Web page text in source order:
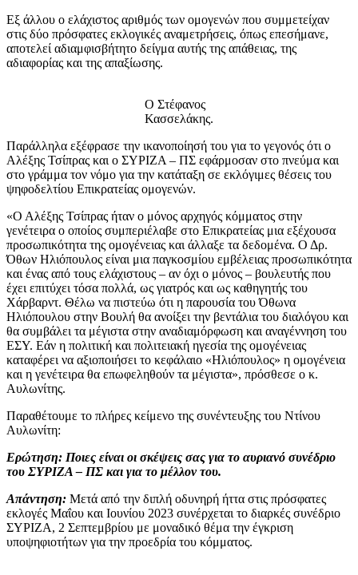
Εξ άλλου ο ελάχιστος αριθμός των ομογενών που συμμετείχαν
στις δύο πρόσφατες εκλογικές αναμετρήσεις, όπως επεσήμανε,
αποτελεί αδιαμφισβήτητο δείγμα αυτής της απάθειας, της
αδιαφορίας και της απαξίωσης.
Ο Στέφανος
Κασσελάκης.
Παράλληλα εξέφρασε την ικανοποίησή του για το γεγονός ότι ο
Αλέξης Τσίπρας και ο ΣΥΡΙΖΑ – ΠΣ εφάρμοσαν στο πνεύμα και
στο γράμμα τον νόμο για την κατάταξη σε εκλόγιμες θέσεις του
ψηφοδελτίου Επικρατείας ομογενών.
«Ο Αλέξης Τσίπρας ήταν ο μόνος αρχηγός κόμματος στην
γενέτειρα ο οποίος συμπεριέλαβε στο Επικρατείας μια εξέχουσα
προσωπικότητα της ομογένειας και άλλαξε τα δεδομένα. Ο Δρ.
Όθων Ηλιόπουλος είναι μια παγκοσμίου εμβέλειας προσωπικότητα
και ένας από τους ελάχιστους – αν όχι ο μόνος – βουλευτής που
έχει επιτύχει τόσα πολλά, ως γιατρός και ως καθηγητής του
Χάρβαρντ. Θέλω να πιστεύω ότι η παρουσία του Όθωνα
Ηλιόπουλου στην Βουλή θα ανοίξει την βεντάλια του διαλόγου και
θα συμβάλει τα μέγιστα στην αναδιαμόρφωση και αναγέννηση του
ΕΣΥ. Εάν η πολιτική και πολιτειακή ηγεσία της ομογένειας
καταφέρει να αξιοποιήσει το κεφάλαιο «Ηλιόπουλος» η ομογένεια
και η γενέτειρα θα επωφεληθούν τα μέγιστα», πρόσθεσε ο κ.
Αυλωνίτης.
Παραθέτουμε το πλήρες κείμενο της συνέντευξης του Ντίνου
Αυλωνίτη:
Ερώτηση: Ποιες είναι οι σκέψεις σας για το αυριανό συνέδριο
του ΣΥΡΙΖΑ – ΠΣ και για το μέλλον του.
Απάντηση: Μετά από την διπλή οδυνηρή ήττα στις πρόσφατες
εκλογές Μαΐου και Ιουνίου 2023 συνέρχεται το διαρκές συνέδριο
ΣΥΡΙΖΑ, 2 Σεπτεμβρίου με μοναδικό θέμα την έγκριση
υποψηφιοτήτων για την προεδρία του κόμματος.